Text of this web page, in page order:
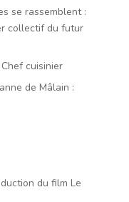
se rassemblent :
collectif du futur
cuisinier
de Mâlain :
du film Le